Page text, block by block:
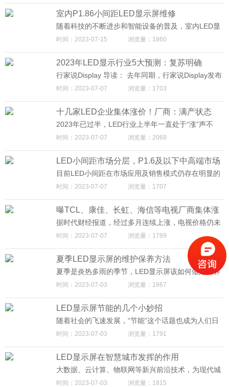
安装在南方城市时，南方的天气十分潮湿。那么接下
来迈普光彩告诉你，小间距led显示屏该如何防水？
1、小间距LED显示屏受潮处理 对小间距LED显示屏
线路、开关进行检查，保持开关干燥，避免发生漏
电、触电事件； 利用空调对迈普光彩小间距LED显示
屏进行抽湿，放置干燥剂及物理吸湿的方法，保持干
燥，避免显示屏受潮；
室内P1.86小间距LED显示屏维修
随着科技的不断进步和智能设备的普及，室内LED显
示屏已成为当今生活中不可或缺的一部分。它们在商
业、教育、娱乐等领域发挥着重要作用，为用户提供
了高质量的视觉体验。然而，就像任何其他电子设备
一样，迈普光彩LED显示屏也可能会出现故障或需要
维修。在本文中，我们将重点讨论室内P1.86小间距L
ED显示屏的维修问题。
时间：2023-07-15 浏览量：1860
2023年LED显示行业5大预测：复苏明确
行家说Display 导读： 去年同期，行家说Display发布
了5条2022年显示产业各环节的技术走势和市场表现
预判，命中率80%。 而2023年开局即带来新气象，
山河无恙，百业待兴。那么，2023年将会出现哪些变
化？今年的新型显示产业将会出现哪些可能性？ 本
期，行家说产研中心罗列了5条2023年显示产业各环
节的技术走势和市场表现预判，供各位参阅，也以待
求证。
时间：2023-07-07 浏览量：1703
十几家LED企业集体涨价！厂商：满产状态
却“做多亏多”
2023年已过半，LED行业上半年一直处于“涨”声不
断，尤其在LED封装、显示屏与照明应用领域多家企
业至少一次上调价格，大部分企业上调产品价格幅度
在5%~20%不等，近期甚至有企业已是二次涨价，众
多企业直呼“咋回事”？ 为何近两个月涨价函满天飞，
且集中在LED封装、显示屏领域？背后传递出什么信
号？ 01· 订单需求释放行业提价成必然 笔者发现，涨
价主要集中在五一节后，即近两个月为涨价的高峰
期，利亚德、京东方晶芯、东山精密、木林森、施耐
德电气、兆驰光元、洲明科技、雷曼光电、瑞晟光电
等十多家企业接连发布涨价通知，其中利亚德、东山
精密和京东方晶芯在两个月时间内已发布涨价函两次
以上。
时间：2023-07-07 浏览量：2069
LED小间距市场分层，P1.6及以下中高端市场
应用特点解析
目前LED小间距在市场应用及销售模式仍存在明显的
分层，一端是以经销渠道销售为主的市场，另一端是
以行业工程项目为主的市场，从应用的产品间距看，
行业工程市场多以P1.6及以下产品为主，本文主要分
析目前小间距（P1.6及以下）在中高端市场的需求特
点。 根据DISCIEN《2023Q1中国大陆 LED小间距市
场研究报告》数据统计，2023年一季度国内LED小间
距市场终端销售额38亿，其中P1.6及以下间距段销额
占比达62.5%，销量占比29.6%，比重提升明显，细
分行业项目需求拉动，整体间距微缩化进程明显。 图
一：2023Q1中国大陆LED小间距分间距段出货占比%
时间：2023-07-07 浏览量：1707
曝TCL、康佳、长虹、海信等电视厂商集体涨
价 涨幅10%以上
据时代财经报道，经过多月连续上涨，电视价格仍未
有下跌迹象。TCL、康佳、长虹、海信等终端电视品
牌纷纷宣布涨价。 近日，康佳业务员叶勇在朋友圈晒
出了一则涨价通知。通知显示，康佳电视自6月21日
全尺寸段产品价格全线上调。对此，康佳集团相关负
责人证实，称全渠道零售价格上行，调价幅度普遍超
过15%。 TCL也发布了涨价通知。通知显示，自7月1
日起，TCL对智屏（TV）产品价格作调整，预计整体
上调15%-20%；京东方对MLED产品作适度调整，调
整幅度另行通知。 此外，长虹ZUI近一则涨价通知显
示，长虹电视全线在售产品自6月21日起上调10%-3
0%。
时间：2023-07-07 浏览量：1789
夏季LED显示屏的维护保养方法
夏季是炎热多雨的季节，LED显示屏该如何做好保养
呢？室内的LED显示屏影响还比较小，尤其是户外和
半户外的LED显示屏，受环境影响比较大，尤其是高
温高湿度的情况下，就容易出现坏的问题。那么夏
季，针对户外LED显示屏的维护保养，应该注意哪些
问题呢？ 1、建议LED显示屏大屏幕每天休息时间大
于2小时，在梅雨季节迈普光彩LED屏大屏幕一个星
期至少使用一次以上。一般每月至少开启屏幕一次，
点亮2小时以上。 2、对于室外LED显示屏，由于风、
雨、雷、电等自然因素造成的损害，不在保修范围之
内。需业主向保险公司投保，由保险公司赔付。
时间：2023-07-03 浏览量：1867
LED显示屏节能的几个小妙招
随着社会的飞速发展，“节能”这个话题也成为人们日
益关注的话题之一，LED行业同样不会例外。经调查
发现，LED节能类产品广受大众欢迎，如LED节能
灯，而同属于LED行业的LED显示屏也应与时俱进，
响应国家号召，提倡节能环保产品。众所周知LED显
示屏因其亮度高，因此在节能方面可能达不到理想效
果，但是这并不代表就必须是高能耗产品。那么LED
显示屏如何实现节能呢？迈普光彩小编为您详细介绍
时间：2023-07-03 浏览量：1791
LED显示屏在智慧城市发挥的作用
大数据、云计算、物联网等新兴前沿技术，为现代城
市治理、社会民生服务、经济社会发展赋能，唤醒
时间：2023-07-03 浏览量：1815